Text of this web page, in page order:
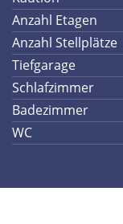
Anzahl Etagen
Anzahl Stellplätze
Tiefgarage
Schlafzimmer
Badezimmer
WC